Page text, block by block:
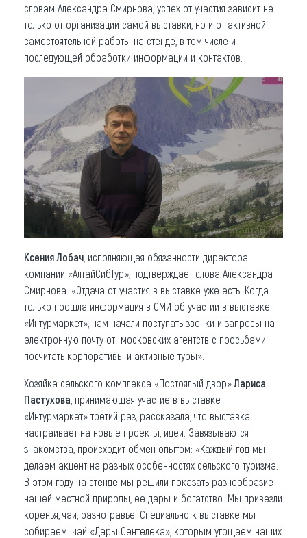
словам Александра Смирнова, успех от участия зависит не
только от организации самой выставки, но и от активной
самостоятельной работы на стенде, в том числе и
последующей обработки информации и контактов.
Ксения Лобач , исполняющая обязанности директора
компании «АлтайСибТур», подтверждает слова Александра
Смирнова: «Отдача от участия в выставке уже есть. Когда
только прошла информация в СМИ об участии в выставке
«Интурмаркет», нам начали поступать звонки и запросы на
электронную почту от московских агентств с просьбами
посчитать корпоративы и активные туры».
Хозяйка сельского комплекса «Постоялый двор» Лариса
Пастухова , принимающая участие в выставке
«Интурмаркет» третий раз, рассказала, что выставка
настраивает на новые проекты, идеи. Завязываются
знакомства, происходит обмен опытом: «Каждый год мы
делаем акцент на разных особенностях сельского туризма.
В этом году на стенде мы решили показать разнообразие
нашей местной природы, ее дары и богатство. Мы привезли
коренья, чаи, разнотравье. Специально к выставке мы
собираем чай «Дары Сентелека», которым угощаем наших